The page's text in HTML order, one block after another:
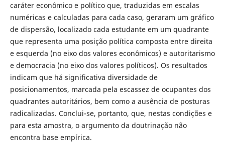
caráter econômico e político que, traduzidas em escalas
numéricas e calculadas para cada caso, geraram um gráfico
de dispersão, localizado cada estudante em um quadrante
que representa uma posição política composta entre direita
e esquerda (no eixo dos valores econômicos) e autoritarismo
e democracia (no eixo dos valores políticos). Os resultados
indicam que há significativa diversidade de
posicionamentos, marcada pela escassez de ocupantes dos
quadrantes autoritários, bem como a ausência de posturas
radicalizadas. Conclui-se, portanto, que, nestas condições e
para esta amostra, o argumento da doutrinação não
encontra base empírica.